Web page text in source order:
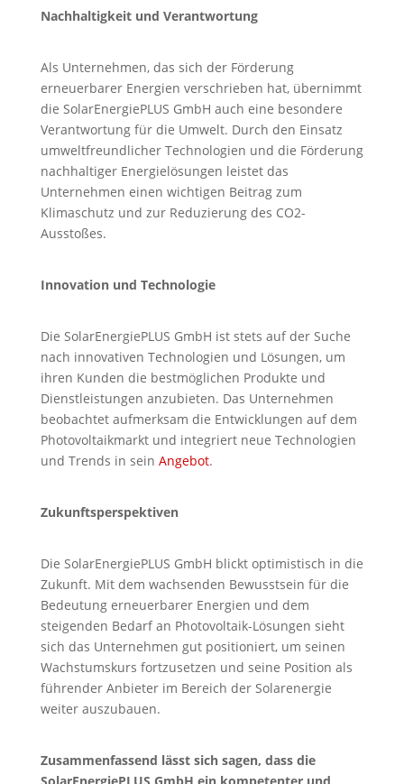
Nachhaltigkeit und Verantwortung
Als Unternehmen, das sich der Förderung
erneuerbarer Energien verschrieben hat, übernimmt
die SolarEnergiePLUS GmbH auch eine besondere
Verantwortung für die Umwelt. Durch den Einsatz
umweltfreundlicher Technologien und die Förderung
nachhaltiger Energielösungen leistet das
Unternehmen einen wichtigen Beitrag zum
Klimaschutz und zur Reduzierung des CO2-
Ausstoßes.
Innovation und Technologie
Die SolarEnergiePLUS GmbH ist stets auf der Suche
nach innovativen Technologien und Lösungen, um
ihren Kunden die bestmöglichen Produkte und
Dienstleistungen anzubieten. Das Unternehmen
beobachtet aufmerksam die Entwicklungen auf dem
Photovoltaikmarkt und integriert neue Technologien
und Trends in sein Angebot.
Zukunftsperspektiven
Die SolarEnergiePLUS GmbH blickt optimistisch in die
Zukunft. Mit dem wachsenden Bewusstsein für die
Bedeutung erneuerbarer Energien und dem
steigenden Bedarf an Photovoltaik-Lösungen sieht
sich das Unternehmen gut positioniert, um seinen
Wachstumskurs fortzusetzen und seine Position als
führender Anbieter im Bereich der Solarenergie
weiter auszubauen.
Zusammenfassend lässt sich sagen, dass die
SolarEnergiePLUS GmbH ein kompetenter und